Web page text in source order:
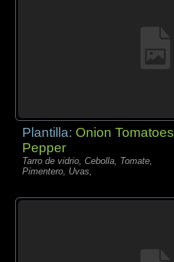
Plantilla: Onion Tomatoes
Pepper
Tarro de vidrio, Cebolla, Tomate,
Pimentero, Uvas,